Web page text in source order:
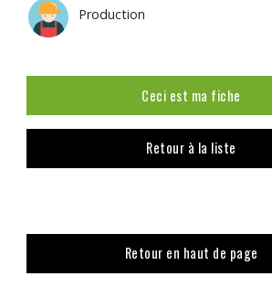
Production
Ceci est ma fiche
Retour à la liste
Retour en haut de page